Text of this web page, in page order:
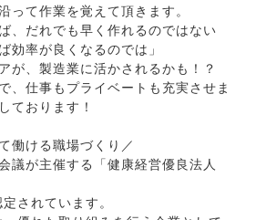
って作業を覚えて頂きます。
、だれでも早く作れるのではない
効率が良くなるのでは」
が、製造業に活かされるかも！？
、仕事もプライベートも充実させま
ております！
働ける職場づくり／
議が主催する「健康経営優良法人
されています。